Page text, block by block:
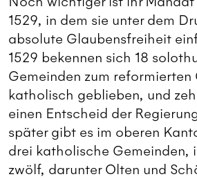
1529, in dem sie unter dem
absolute Glaubensfreiheit
1529 bekennen sich 18
Gemeinden zum reformierten
katholisch geblieben, und
einen Entscheid der
später gibt es im oberen
drei katholische Gemeinden,
zwölf, darunter Olten und